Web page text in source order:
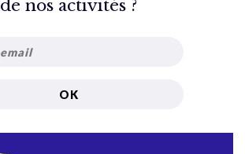
de nos activités ?